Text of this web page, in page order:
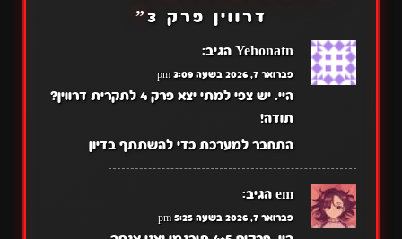
דרווין פרק 3
”
Yehonatn הגיב:
פברואר 7, 2026 בשעה 3:09 pm
היי. יש צפי למתי יצא פרק 4 לתקרית דרווין?
תודה!
התחבר למערכת כדי להשתתף בדיון
em הגיב:
פברואר 7, 2026 בשעה 5:25 pm